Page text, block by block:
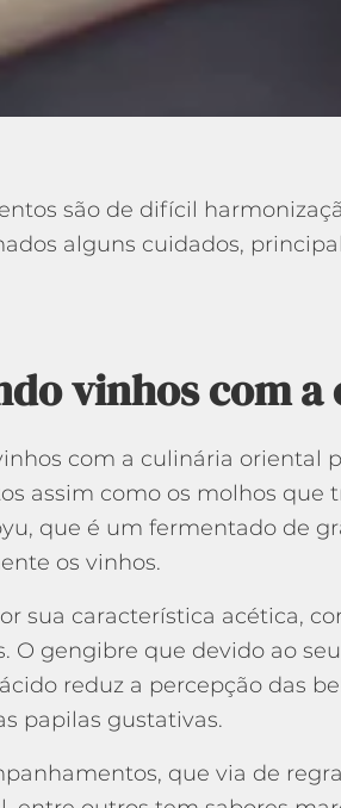
são de difícil
alguns cuidados,
vinhos com
com a culinária oriental
assim como os molhos que
que é um fermentado de
os vinhos.
sua característica acética,
O gengibre que devido ao
reduz a percepção das
papilas gustativas.
que via de